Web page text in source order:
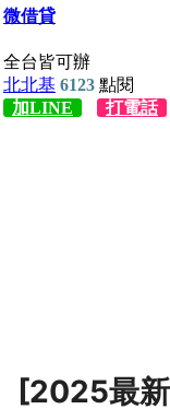
[2025最